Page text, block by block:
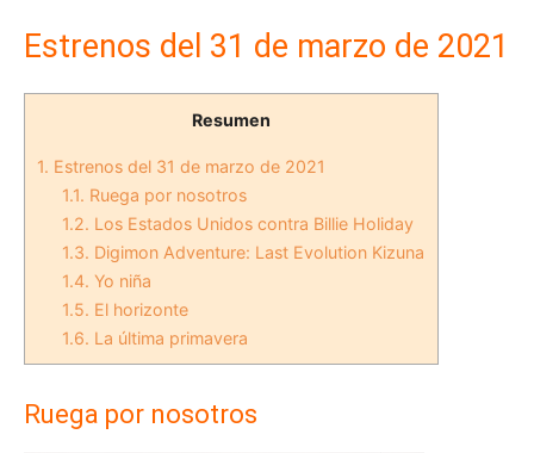
Estrenos del 31 de marzo de 2021
Resumen
1. Estrenos del 31 de marzo de 2021
1.1. Ruega por nosotros
1.2. Los Estados Unidos contra Billie Holiday
1.3. Digimon Adventure: Last Evolution Kizuna
1.4. Yo niña
1.5. El horizonte
1.6. La última primavera
Ruega por nosotros